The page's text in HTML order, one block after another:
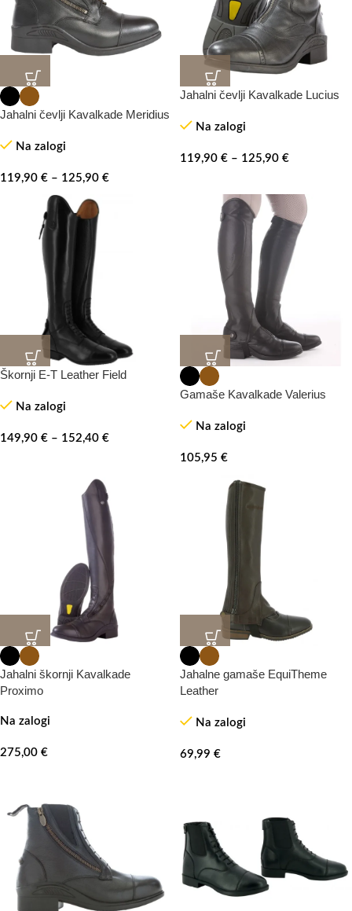
Jahalni čevlji Kavalkade Meridius
Na zalogi
119,90 € – 125,90 €
Jahalni čevlji Kavalkade Lucius
Na zalogi
119,90 € – 125,90 €
Škornji E-T Leather Field
Na zalogi
149,90 € – 152,40 €
Gamaše Kavalkade Valerius
Na zalogi
105,95 €
Jahalni škornji Kavalkade
Proximo
Na zalogi
275,00 €
Jahalne gamaše EquiTheme
Leather
Na zalogi
69,99 €